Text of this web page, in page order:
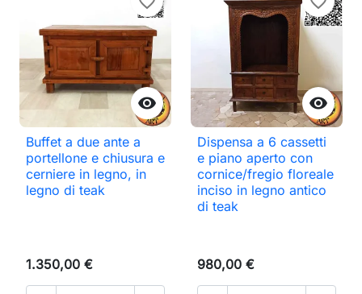

Buffet a due ante a
portellone e chiusura e
cerniere in legno, in
legno di teak
1.350,00 €

Dispensa a 6 cassetti
e piano aperto con
cornice/fregio floreale
inciso in legno antico
di teak
980,00 €